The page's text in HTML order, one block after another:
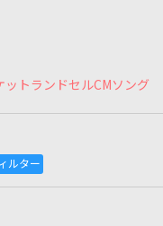
トランドセルCMソング